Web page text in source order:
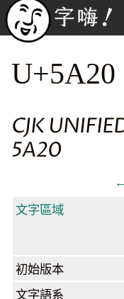
U+5A20
CJK
5A20
文字區域
初始版本
文字語系